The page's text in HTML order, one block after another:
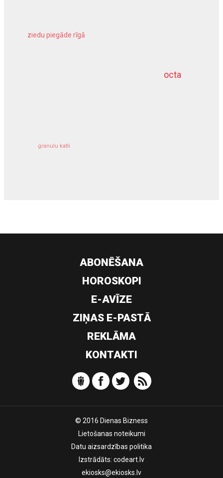
octa
ziedu piegāde rīgā
granulu katli
dziļurbums
ABONĒŠANA
HOROSKOPI
E-AVĪZE
ZIŅAS E-PASTĀ
REKLĀMA
KONTAKTI
© 2016 Dienas Bizness
Lietošanas noteikumi
Datu aizsardzības politika
Izstrādāts: codeart.lv
ekiosks@ekiosks.lv